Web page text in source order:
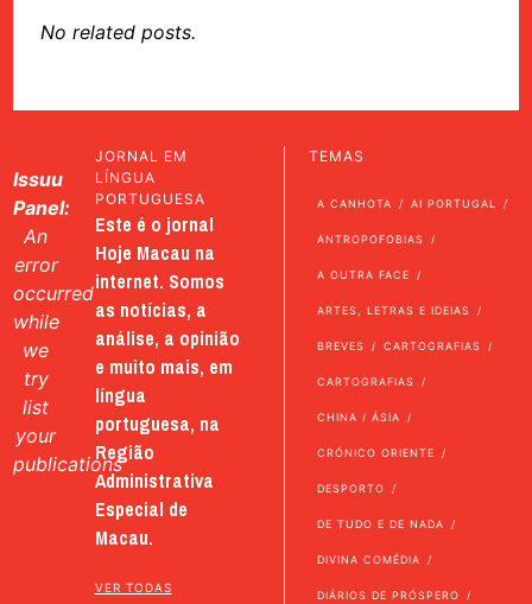
No related posts.
Issuu
Panel:
An
error
occurred
while
we
try
list
your
publications
JORNAL EM
LÍNGUA
PORTUGUESA
Este é o jornal
Hoje Macau na
internet. Somos
as notícias, a
análise, a opinião
e muito mais, em
língua
portuguesa, na
Região
Administrativa
Especial de
Macau.
VER TODAS
TEMAS
A CANHOTA AI PORTUGAL
ANTROPOFOBIAS
A OUTRA FACE
ARTES, LETRAS E IDEIAS
BREVES CARTOGRAFIAS
CARTOGRAFIAS
CHINA / ÁSIA
CRÓNICO ORIENTE
DESPORTO
DE TUDO E DE NADA
DIVINA COMÉDIA
DIÁRIOS DE PRÓSPERO